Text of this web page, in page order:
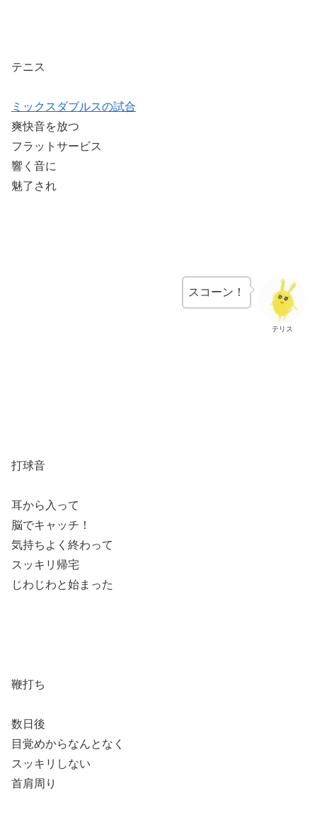
テニス
ミックスダブルスの試合
爽快音を放つ
フラットサービス
響く音に
魅了され
テリス
スコーン！
打球音
耳から入って
脳でキャッチ！
気持ちよく終わって
スッキリ帰宅
じわじわと始まった
鞭打ち
数日後
目覚めからなんとなく
スッキリしない
首肩周り